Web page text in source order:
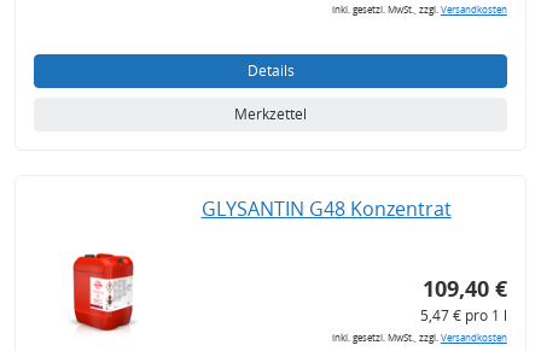
inkl. gesetzl. MwSt., zzgl.Versandkosten
Details
Merkzettel
GLYSANTIN G48 Konzentrat
109,40 €
5,47 € pro 1 l
inkl. gesetzl. MwSt., zzgl.Versandkosten